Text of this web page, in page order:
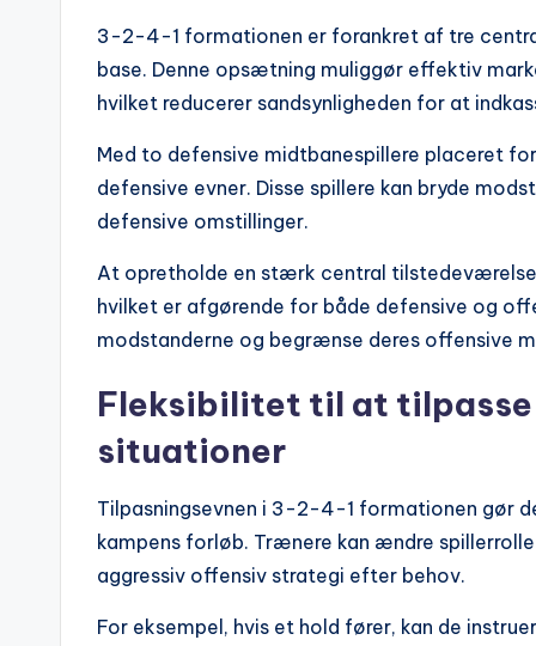
3-2-4-1 formationen er forankret af tre
base. Denne opsætning muliggør effektiv
hvilket reducerer sandsynligheden for at
Med to defensive midtbanespillere placeret
defensive evner. Disse spillere kan bryde
defensive omstillinger.
At opretholde en stærk central
hvilket er afgørende for både defensive og
modstanderne og begrænse deres offensive
Fleksibilitet til at
situationer
Tilpasningsevnen i 3-2-4-1 formationen gør
kampens forløb. Trænere kan ændre
aggressiv offensiv strategi efter behov.
For eksempel, hvis et hold fører, kan de